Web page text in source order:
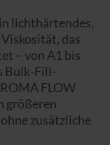
lichthärtendes,
das
– von A1 bis
Bulk-Fill-
FLOW
größeren
zusätzliche